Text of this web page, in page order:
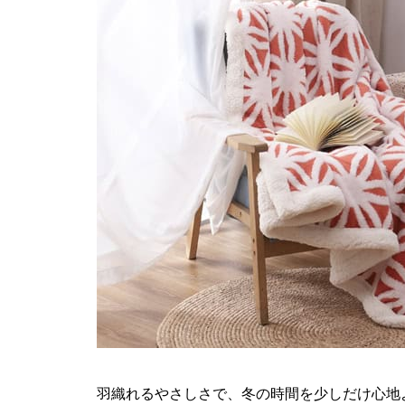
羽織れるやさしさで、冬の時間を少しだけ心地